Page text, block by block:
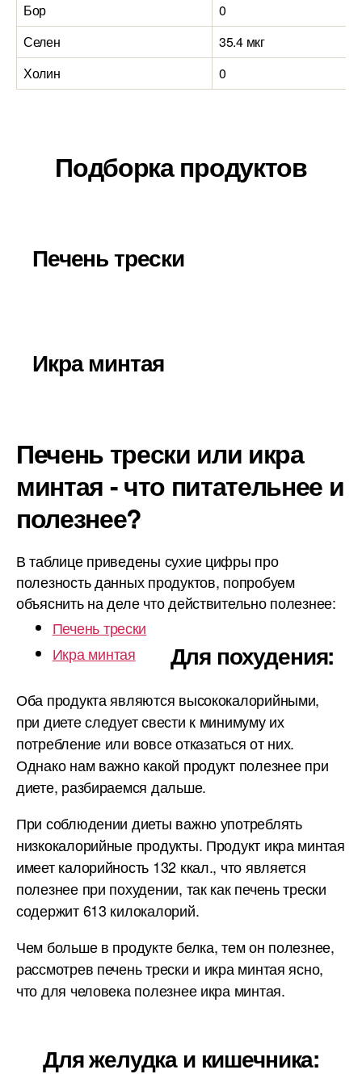
Бор
0
Селен
35.4 мкг
Холин
0
Подборка продуктов
Печень трески
Икра минтая
Печень трески или икра
минтая - что питательнее и
полезнее?
В таблице приведены сухие цифры про
полезность данных продуктов, попробуем
объяснить на деле что действительно полезнее:
Печень трески
Икра минтая
Для похудения:
Оба продукта являются высококалорийными,
при диете следует свести к минимуму их
потребление или вовсе отказаться от них.
Однако нам важно какой продукт полезнее при
диете, разбираемся дальше.
При соблюдении диеты важно употреблять
низкокалорийные продукты. Продукт икра минтая
имеет калорийность 132 ккал., что является
полезнее при похудении, так как печень трески
содержит 613 килокалорий.
Чем больше в продукте белка, тем он полезнее,
рассмотрев печень трески и икра минтая ясно,
что для человека полезнее икра минтая.
Для желудка и кишечника: